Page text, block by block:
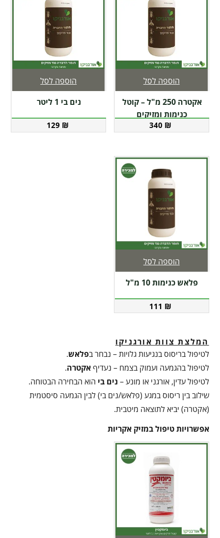
אקטרה 250 מ"ל – קוטל
כנימות ומזיקים
340 ₪
הוספה לסל
נים בי 1 ליטר
129 ₪
הוספה לסל
פלאש כנימות 10 מ"ל
111 ₪
הוספה לסל
המלצת צוות אורגניקו
לטיפול בריסוס בנגיעות גלויות – נבחר בפלאש.
לטיפול בהגמעה ועמוק בצמח – נעדיףאקטרה.
לטיפול עדין, אורגני או מונע – נים בי הוא הבחירה הבטוחה.
שילוב בין ריסוס במגע (פלאש/נים בי) לבין הגמעה סיסטמית
(אקטרה) יביא לתוצאה מיטבית.
אפשרויות טיפול במזיק אקריות